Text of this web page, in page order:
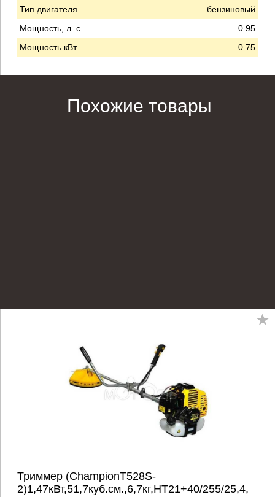
Тип двигателя
бензиновый
Мощность, л. с.
0.95
Мощность кВт
0.75
Похожие товары
Триммер (ChampionT528S-
2)1,47кВт,51,7куб.см.,6,7кг,НТ21+40/255/25,4,